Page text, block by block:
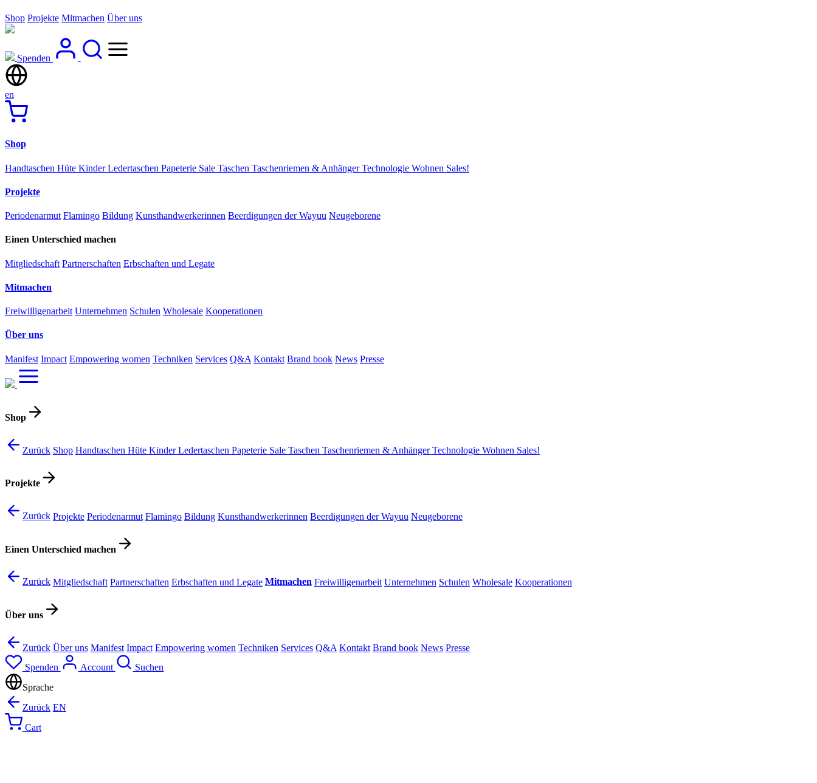
Shop Projekte Mitmachen Über uns
Spenden
en
Shop
Handtaschen Hüte KinderLedertaschen Papeterie Sale Taschen Taschenriemen & AnhängerTechnologie Wohnen Sales!
Projekte
Periodenarmut Flamingo Bildung Kunsthandwerkerinnen Beerdigungen der Wayuu Neugeborene
Einen Unterschied machen
Mitgliedschaft Partnerschaften Erbschaften und Legate
Mitmachen
Freiwilligenarbeit Unternehmen Schulen Wholesale Kooperationen
Über uns
Manifest Impact Empowering women Techniken Services Q&A Kontakt Brand book News Presse
Shop
Zurück Shop Handtaschen Hüte KinderLedertaschen Papeterie Sale Taschen Taschenriemen & AnhängerTechnologie Wohnen Sales!
Projekte
Zurück Projekte Periodenarmut Flamingo Bildung Kunsthandwerkerinnen Beerdigungen der Wayuu Neugeborene
Einen Unterschied machen
Zurück Mitgliedschaft Partnerschaften Erbschaften und Legate Mitmachen Freiwilligenarbeit Unternehmen Schulen Wholesale Kooperationen
Über uns
Zurück Über uns Manifest Impact Empowering women Techniken Services Q&A Kontakt Brand book News Presse
Spenden
Account
Suchen
Sprache
Zurück EN
Cart